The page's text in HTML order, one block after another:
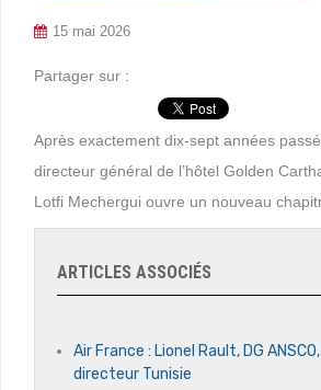
15 mai 2026
Partager sur :
Après exactement dix-sept années
directeur général de l’hôtel Golden
Lotfi Mechergui ouvre un nouveau
ARTICLES ASSOCIÉS
Air France : Lionel Rault, DG
directeur Tunisie